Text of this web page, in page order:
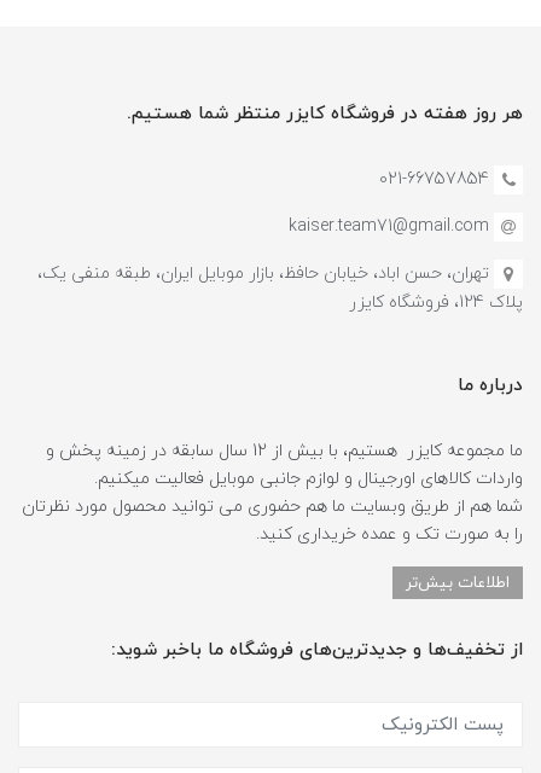
هر روز هفته در فروشگاه کایزر منتظر شما هستیم.
021-66757854
kaiser.team71@gmail.com
تهران، حسن اباد، خیابان حافظ، بازار موبایل ایران، طبقه منفی یک،
پلاک 124، فروشگاه کایزر
درباره ما
ما مجموعه کایزر هستیم، با بیش از 12 سال سابقه در زمینه پخش و
واردات کالاهای اورجینال و لوازم جانبی موبایل فعالیت میکنیم.
شما هم از طریق وبسایت ما هم حضوری می توانید محصول مورد نظرتان
را به صورت تک و عمده خریداری کنید.
اطلاعات بیش‌تر
از تخفیف‌ها و جدیدترین‌های فروشگاه ما باخبر شوید: